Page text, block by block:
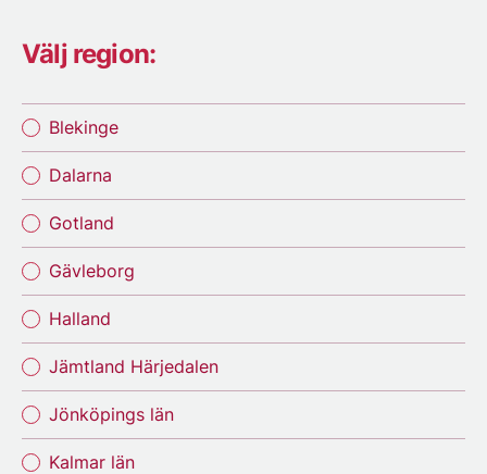
Välj region:
Blekinge
Dalarna
Gotland
Gävleborg
Halland
Jämtland Härjedalen
Jönköpings län
Kalmar län